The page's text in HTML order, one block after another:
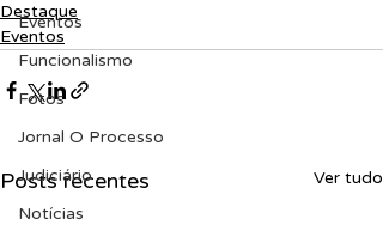
Eventos
Funcionalismo
Fotos
Jornal O Processo
Judiciário
Notícias
Destaque
Eventos
Posts recentes Ver tudo